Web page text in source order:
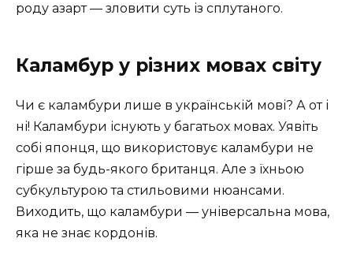
роду азарт — зловити суть із сплутаного.
Каламбур у різних мовах світу
Чи є каламбури лише в українській мові? А от і
ні! Каламбури існують у багатьох мовах. Уявіть
собі японця, що використовує каламбури не
гірше за будь-якого британця. Але з їхньою
субкультурою та стильовими нюансами.
Виходить, що каламбури — універсальна мова,
яка не знає кордонів.